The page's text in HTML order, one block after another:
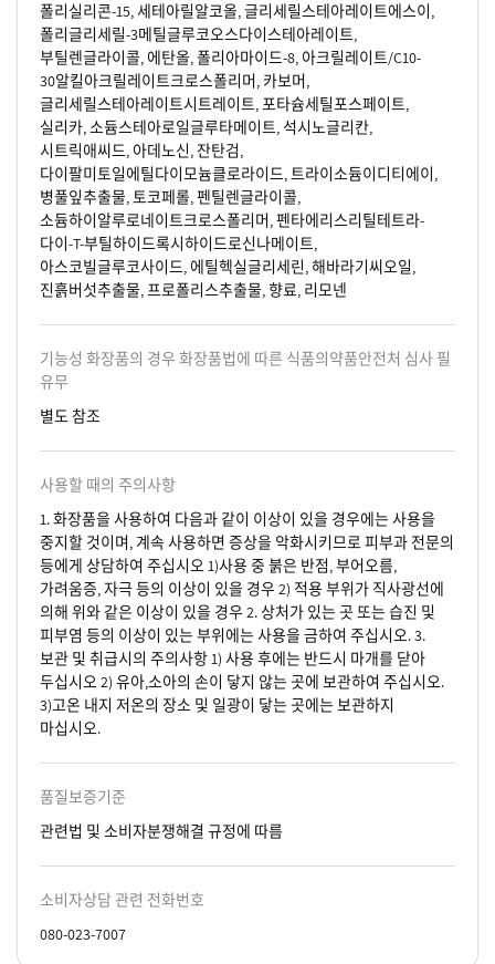
폴리실리콘-15, 세테아릴알코올, 글리세릴스테아레이트에스이,
폴리글리세릴-3메틸글루코오스다이스테아레이트,
부틸렌글라이콜, 에탄올, 폴리아마이드-8, 아크릴레이트/C10-
30알킬아크릴레이트크로스폴리머, 카보머,
글리세릴스테아레이트시트레이트, 포타슘세틸포스페이트,
실리카, 소듐스테아로일글루타메이트, 석시노글리칸,
시트릭애씨드, 아데노신, 잔탄검,
다이팔미토일에틸다이모늄클로라이드, 트라이소듐이디티에이,
병풀잎추출물, 토코페롤, 펜틸렌글라이콜,
소듐하이알루로네이트크로스폴리머, 펜타에리스리틸테트라-
다이-T-부틸하이드록시하이드로신나메이트,
아스코빌글루코사이드, 에틸헥실글리세린, 해바라기씨오일,
진흙버섯추출물, 프로폴리스추출물, 향료, 리모넨
기능성 화장품의 경우 화장품법에 따른 식품의약품안전처 심사 필
유무
별도 참조
사용할 때의 주의사항
1. 화장품을 사용하여 다음과 같이 이상이 있을 경우에는 사용을
중지할 것이며, 계속 사용하면 증상을 악화시키므로 피부과 전문의
등에게 상담하여 주십시오 1)사용 중 붉은 반점, 부어오름,
가려움증, 자극 등의 이상이 있을 경우 2) 적용 부위가 직사광선에
의해 위와 같은 이상이 있을 경우 2. 상처가 있는 곳 또는 습진 및
피부염 등의 이상이 있는 부위에는 사용을 금하여 주십시오. 3.
보관 및 취급시의 주의사항 1) 사용 후에는 반드시 마개를 닫아
두십시오 2) 유아,소아의 손이 닿지 않는 곳에 보관하여 주십시오.
3)고온 내지 저온의 장소 및 일광이 닿는 곳에는 보관하지
마십시오.
품질보증기준
관련법 및 소비자분쟁해결 규정에 따름
소비자상담 관련 전화번호
080-023-7007